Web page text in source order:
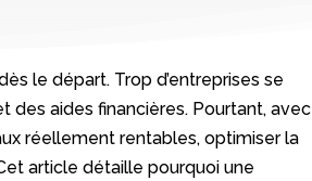
le départ. Trop d’entreprises se
aides financières. Pourtant, avec
réellement rentables, optimiser la
article détaille pourquoi une